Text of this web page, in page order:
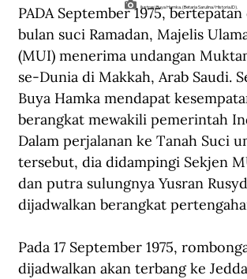
Ilustrasi Buya Hamka. (Betaria Sarulina/Historia.ID).
PADA September 1975,
bulan suci Ramadan, Majelis
(MUI) menerima undangan
se-Dunia di Makkah, Arab Saudi.
Buya Hamka mendapat
berangkat mewakili pemerintah
Dalam perjalanan ke Tanah Suci
tersebut, dia didampingi Sekjen
dan putra sulungnya Yusran
dijadwalkan berangkat
Pada 17 September 1975,
dijadwalkan akan terbang ke